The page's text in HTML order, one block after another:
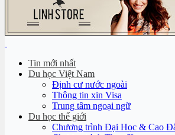
Tin mới nhất
Du học Việt Nam
Định cư nước ngoài
Thông tin xin Visa
Trung tâm ngoại ngữ
Du học thế giới
Chương trình Đại Học & Cao